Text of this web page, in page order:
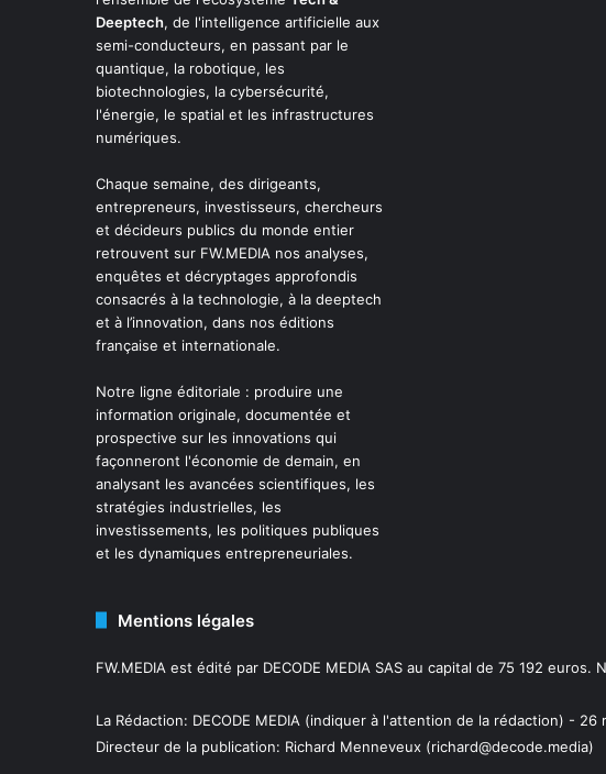
Deeptech, de l'intelligence artificielle aux
semi-conducteurs, en passant par le
quantique, la robotique, les
biotechnologies, la cybersécurité,
l'énergie, le spatial et les infrastructures
numériques.
Chaque semaine, des dirigeants,
entrepreneurs, investisseurs, chercheurs
et décideurs publics du monde entier
retrouvent sur FW.MEDIA nos analyses,
enquêtes et décryptages approfondis
consacrés à la technologie, à la deeptech
et à l’innovation, dans nos éditions
française et internationale.
Notre ligne éditoriale : produire une
information originale, documentée et
prospective sur les innovations qui
façonneront l'économie de demain, en
analysant les avancées scientifiques, les
stratégies industrielles, les
investissements, les politiques publiques
et les dynamiques entrepreneuriales.
Mentions légales
FW.MEDIA est édité par DECODE MEDIA SAS au capital de 75 192 euros.
La Rédaction: DECODE MEDIA (indiquer à l'attention de la rédaction) -
Directeur de la publication: Richard Menneveux (richard@decode.media)